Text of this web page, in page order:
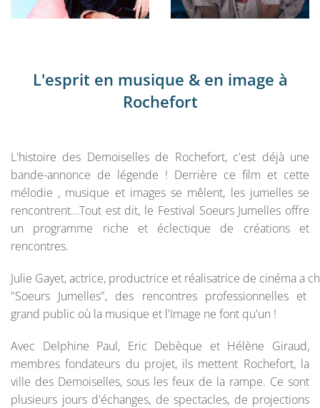
L'esprit en musique & en image à
Rochefort
L'histoire des Demoiselles de Rochefort, c'est déjà une
bande-annonce de légende ! Derrière ce film et cette
mélodie , musique et images se mêlent, les jumelles se
rencontrent...Tout est dit, le Festival Soeurs Jumelles offre
un programme riche et éclectique de créations et
rencontres.
Julie Gayet, actrice, productrice et réalisatrice de cinéma a
"Soeurs Jumelles", des rencontres professionnelles et
grand public où la musique et l'Image ne font qu'un !
Avec Delphine Paul, Eric Debèque et Hélène Giraud,
membres fondateurs du projet, ils mettent Rochefort, la
ville des Demoiselles, sous les feux de la rampe. Ce sont
plusieurs jours d'échanges, de spectacles, de projections